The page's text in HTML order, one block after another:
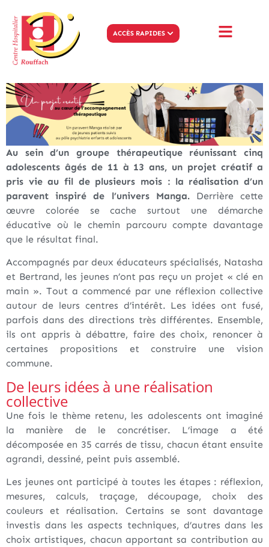
ACCÈS RAPIDES
Au sein d’un groupe thérapeutique réunissant cinq
adolescents âgés de 11 à 13 ans, un projet créatif a
pris vie au fil de plusieurs mois : la réalisation d’un
paravent inspiré de l’univers Manga.Derrière cette
œuvre colorée se cache surtout une démarche
éducative où le chemin parcouru compte davantage
que le résultat final.
Accompagnés par deux éducateurs spécialisés, Natasha
et Bertrand, les jeunes n’ont pas reçu un projet « clé en
main ». Tout a commencé par une réflexion collective
autour de leurs centres d’intérêt. Les idées ont fusé,
parfois dans des directions très différentes. Ensemble,
ils ont appris à débattre, faire des choix, renoncer à
certaines propositions et construire une vision
commune.
De leurs idées à une réalisation
collective
Une fois le thème retenu, les adolescents ont imaginé
la manière de le concrétiser. L’image a été
décomposée en 35 carrés de tissu, chacun étant ensuite
agrandi, dessiné, peint puis assemblé.
Les jeunes ont participé à toutes les étapes : réflexion,
mesures, calculs, traçage, découpage, choix des
couleurs et réalisation. Certains se sont davantage
investis dans les aspects techniques, d’autres dans les
choix artistiques, chacun apportant sa contribution au